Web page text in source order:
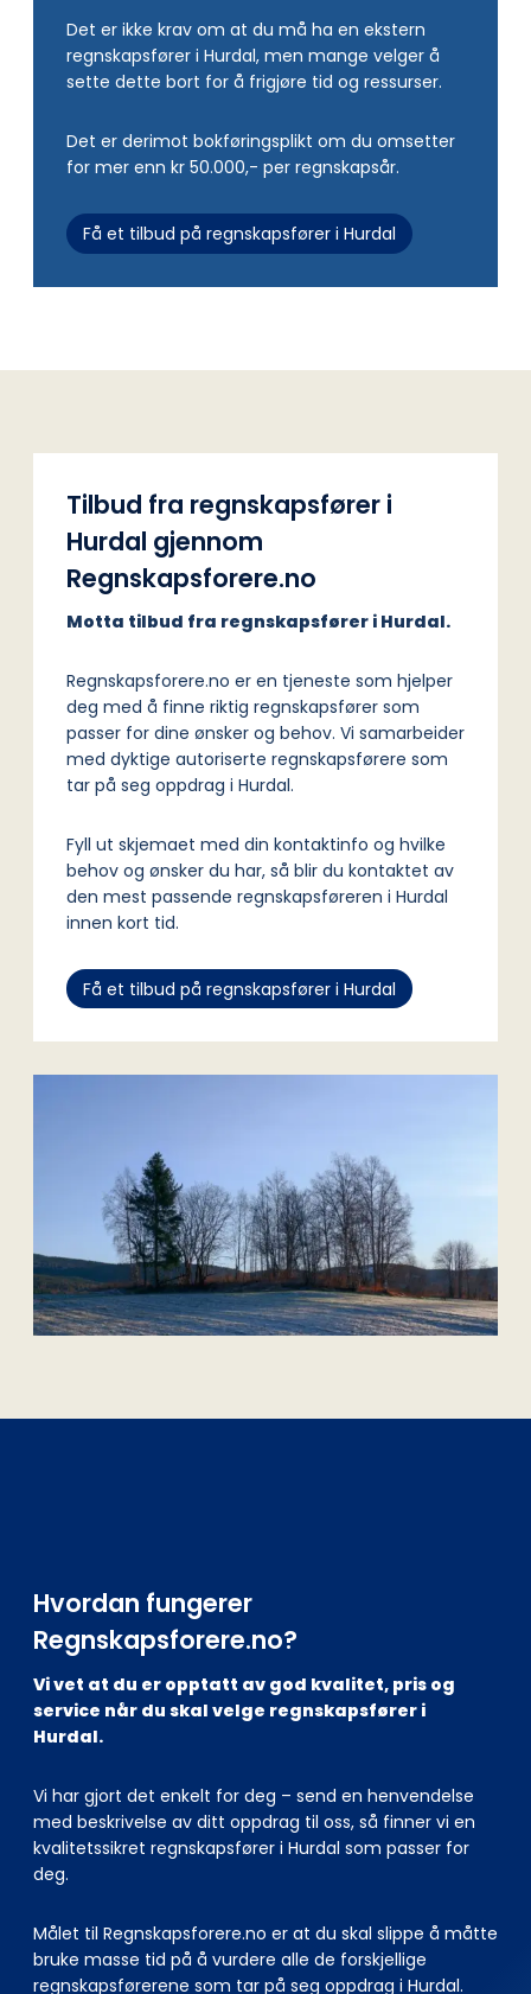
Det er ikke krav om at du må ha en ekstern
regnskapsfører i Hurdal, men mange velger å
sette dette bort for å frigjøre tid og ressurser.
Det er derimot bokføringsplikt om du omsetter
for mer enn kr 50.000,- per regnskapsår.
Få et tilbud på regnskapsfører i Hurdal
Tilbud fra regnskapsfører i
Hurdal gjennom
Regnskapsforere.no
Motta tilbud fra regnskapsfører i Hurdal.
Regnskapsforere.no er en tjeneste som hjelper
deg med å finne riktig regnskapsfører som
passer for dine ønsker og behov. Vi samarbeider
med dyktige autoriserte regnskapsførere som
tar på seg oppdrag i Hurdal.
Fyll ut skjemaet med din kontaktinfo og hvilke
behov og ønsker du har, så blir du kontaktet av
den mest passende regnskapsføreren i Hurdal
innen kort tid.
Få et tilbud på regnskapsfører i Hurdal
Hvordan fungerer
Regnskapsforere.no?
Vi vet at du er opptatt av god kvalitet, pris og
service når du skal velge regnskapsfører i
Hurdal.
Vi har gjort det enkelt for deg – send en henvendelse
med beskrivelse av ditt oppdrag til oss, så finner vi en
kvalitetssikret regnskapsfører i Hurdal som passer for
deg.
Målet til Regnskapsforere.no er at du skal slippe å måtte
bruke masse tid på å vurdere alle de forskjellige
regnskapsførerene som tar på seg oppdrag i Hurdal.